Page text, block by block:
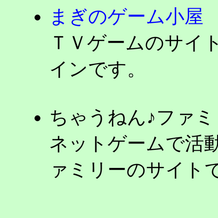
まぎのゲーム小屋
ＴＶゲームのサイ
インです。
ちゃうねん♪ファ
ネットゲームで活
ァミリーのサイト